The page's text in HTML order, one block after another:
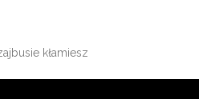
kłamiesz